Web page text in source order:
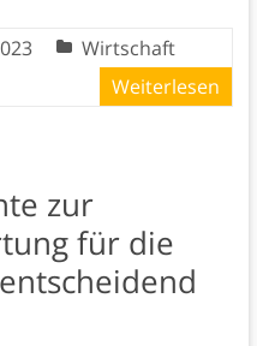
Wirtschaft
Weiterlesen
zur
für die